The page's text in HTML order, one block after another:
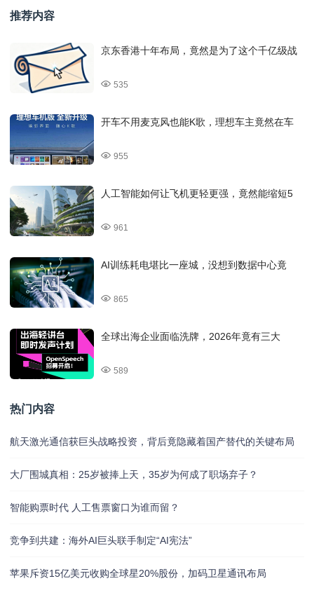
推荐内容
京东香港十年布局，竟然是为了这个千亿级战
535
开车不用麦克风也能K歌，理想车主竟然在车
955
人工智能如何让飞机更轻更强，竟然能缩短5
961
AI训练耗电堪比一座城，没想到数据中心竟
865
全球出海企业面临洗牌，2026年竟有三大
589
热门内容
航天激光通信获巨头战略投资，背后竟隐藏着国产替代的关键布局
大厂围城真相：25岁被捧上天，35岁为何成了职场弃子？
智能购票时代 人工售票窗口为谁而留？
竞争到共建：海外AI巨头联手制定“AI宪法”
苹果斥资15亿美元收购全球星20%股份，加码卫星通讯布局